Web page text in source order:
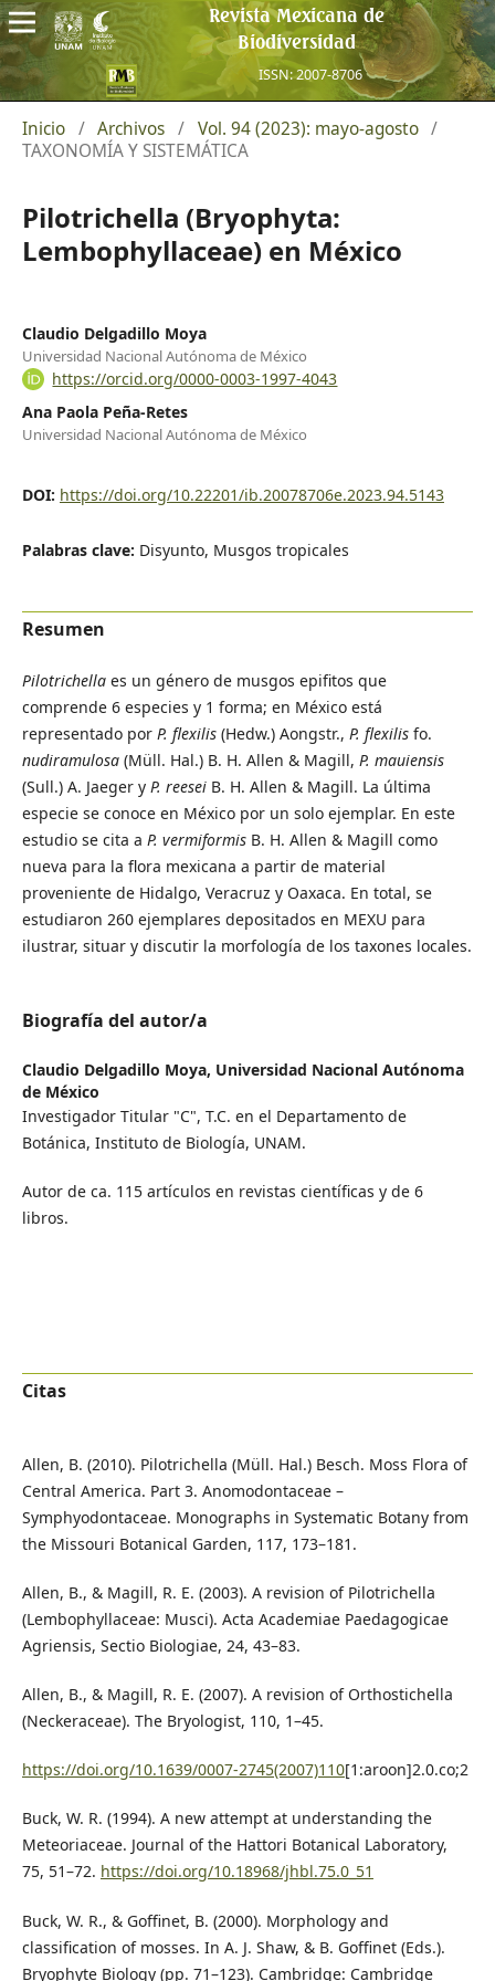
Revista Mexicana de
Biodiversidad
ISSN: 2007-8706
Inicio / Archivos / Vol. 94 (2023): mayo-agosto /
TAXONOMÍA Y SISTEMÁTICA
Pilotrichella (Bryophyta:
Lembophyllaceae) en México
Claudio Delgadillo Moya
Universidad Nacional Autónoma de México
https://orcid.org/0000-0003-1997-4043
Ana Paola Peña-Retes
Universidad Nacional Autónoma de México
DOI: https://doi.org/10.22201/ib.20078706e.2023.94.5143
Palabras clave: Disyunto, Musgos tropicales
Resumen
Pilotrichellaes un género de musgos epifitos que
comprende 6 especies y 1 forma; en México está
representado por P. flexilis(Hedw.) Aongstr., P. flexilisfo.
nudiramulosa(Müll. Hal.) B. H. Allen & Magill, P. mauiensis
(Sull.) A. Jaeger y P. reeseiB. H. Allen & Magill. La última
especie se conoce en México por un solo ejemplar. En este
estudio se cita a P. vermiformisB. H. Allen & Magill como
nueva para la flora mexicana a partir de material
proveniente de Hidalgo, Veracruz y Oaxaca. En total, se
estudiaron 260 ejemplares depositados en MEXU para
ilustrar, situar y discutir la morfología de los taxones locales.
Biografía del autor/a
Claudio Delgadillo Moya, Universidad Nacional Autónoma
de México
Investigador Titular "C", T.C. en el Departamento de
Botánica, Instituto de Biología, UNAM.
Autor de ca. 115 artículos en revistas científicas y de 6
libros.
Citas
Allen, B. (2010). Pilotrichella (Müll. Hal.) Besch. Moss Flora of
Central America. Part 3. Anomodontaceae –
Symphyodontaceae. Monographs in Systematic Botany from
the Missouri Botanical Garden, 117, 173–181.
Allen, B., & Magill, R. E. (2003). A revision of Pilotrichella
(Lembophyllaceae: Musci). Acta Academiae Paedagogicae
Agriensis, Sectio Biologiae, 24, 43–83.
Allen, B., & Magill, R. E. (2007). A revision of Orthostichella
(Neckeraceae). The Bryologist, 110, 1–45.
https://doi.org/10.1639/0007-2745(2007)110[1:aroon]2.0.co;2
Buck, W. R. (1994). A new attempt at understanding the
Meteoriaceae. Journal of the Hattori Botanical Laboratory,
75, 51–72. https://doi.org/10.18968/jhbl.75.0_51
Buck, W. R., & Goffinet, B. (2000). Morphology and
classification of mosses. In A. J. Shaw, & B. Goffinet (Eds.).
Bryophyte Biology (pp. 71–123). Cambridge: Cambridge